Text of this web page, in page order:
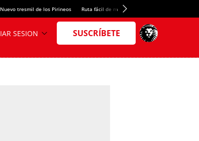
Nuevo tresmil de los Pirineos Ruta fácil de montaña